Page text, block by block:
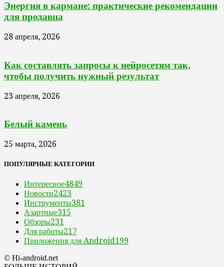
Энергия в кармане: практические рекомендации
для продавца
28 апреля, 2026
Как составлять запросы к нейросетям так,
чтобы получить нужный результат
23 апреля, 2026
Белый камень
25 марта, 2026
ПОПУЛЯРНЫЕ КАТЕГОРИИ
Интересное4849
Новости2423
Инструменты381
Азартные315
Обзоры231
Для работы217
Приложения для Android199
© Hi-android.net